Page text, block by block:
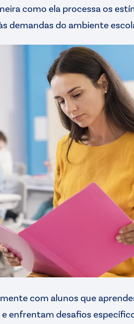
como ela processa os
demandas do ambiente
com alunos que
enfrentam desafios